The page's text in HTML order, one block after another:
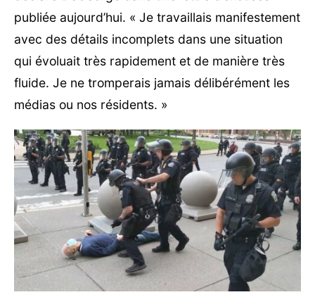
publiée aujourd’hui. « Je travaillais manifestement
avec des détails incomplets dans une situation
qui évoluait très rapidement et de manière très
fluide. Je ne tromperais jamais délibérément les
médias ou nos résidents. »